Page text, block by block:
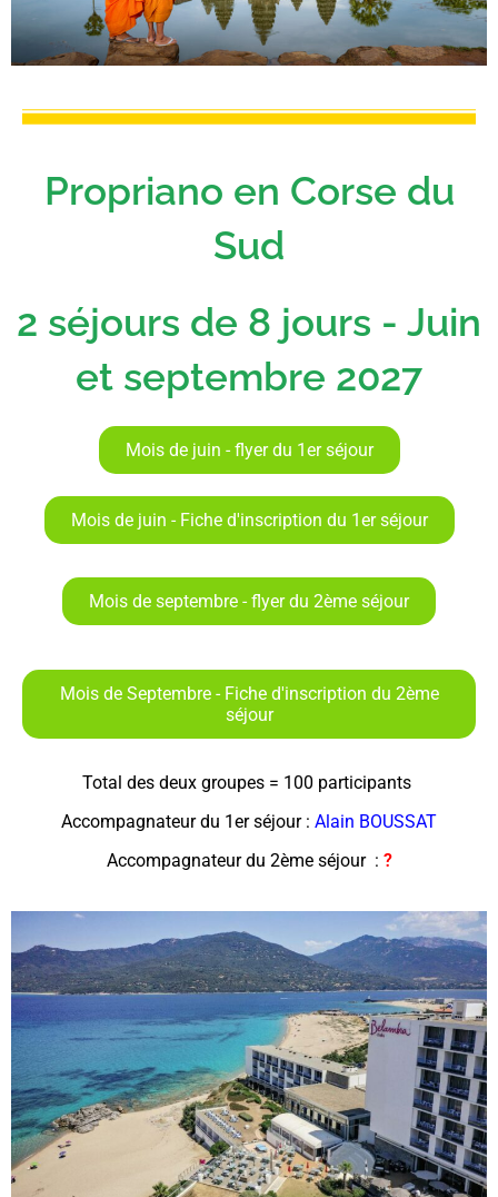
Propriano en Corse du
Sud
2 séjours de 8 jours - Juin
et septembre 2027
Mois de juin - flyer du 1er séjour
Mois de juin - Fiche d'inscription du 1er séjour
Mois de septembre - flyer du 2ème séjour
Mois de Septembre - Fiche d'inscription du 2ème
séjour
Total des deux groupes = 100 participants
Accompagnateur du 1er séjour : Alain BOUSSAT
Accompagnateur du 2ème séjour : ?